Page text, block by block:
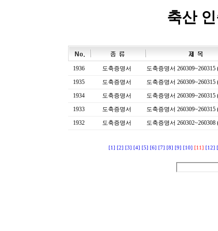
축산
1936 도축증명서
도축증명서 260309~260315
1935
도축증명서
도축증명서 260309~260315
1934
도축증명서
도축증명서 260309~260315
1933
도축증명서
도축증명서 260309~260315
1932
도축증명서 도축증명서 260302~260308
[1] [2] [3] [4] [5] [6] [7] [8] [9] [10] [11] [12]